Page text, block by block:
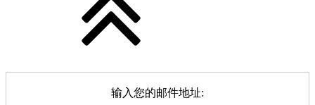
输入您的邮件地址: